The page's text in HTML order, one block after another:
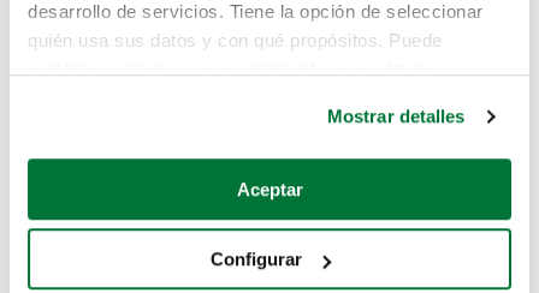
desarrollo de servicios. Tiene la opción de seleccionar
quién usa sus datos y con qué propósitos. Puede
Si lo permite, también quisiéramos:
Recopilar información sobre su ubicación geográfica
Identificar su dispositivo analizándolo activamente
Mostrar detalles
Aceptar
Configurar
Pero puedes encontrar el coche que estás
buscando en alguno de estos enlaces:
Coches de segunda mano
Coches de km0